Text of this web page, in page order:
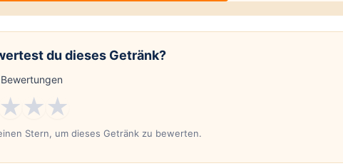
du dieses Getränk?
Bewertungen
★★★
Stern, um dieses Getränk zu bewerten.